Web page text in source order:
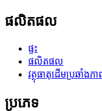
ផលិតផល
ផ្ទះ
ផលិតផល
វត្ថុធាតុដើមប្រឆាំងភ
ប្រភេទ